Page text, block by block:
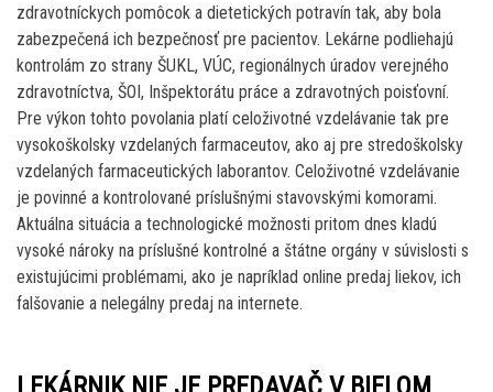
zdravotníckych pomôcok a dietetických potravín tak, aby bola
zabezpečená ich bezpečnosť pre pacientov. Lekárne podliehajú
kontrolám zo strany ŠUKL, VÚC, regionálnych úradov verejného
zdravotníctva, ŠOI, Inšpektorátu práce a zdravotných poisťovní.
Pre výkon tohto povolania platí celoživotné vzdelávanie tak pre
vysokoškolsky vzdelaných farmaceutov, ako aj pre stredoškolsky
vzdelaných farmaceutických laborantov. Celoživotné vzdelávanie
je povinné a kontrolované príslušnými stavovskými komorami.
Aktuálna situácia a technologické možnosti pritom dnes kladú
vysoké nároky na príslušné kontrolné a štátne orgány v súvislosti s
existujúcimi problémami, ako je napríklad online predaj liekov, ich
falšovanie a nelegálny predaj na internete.